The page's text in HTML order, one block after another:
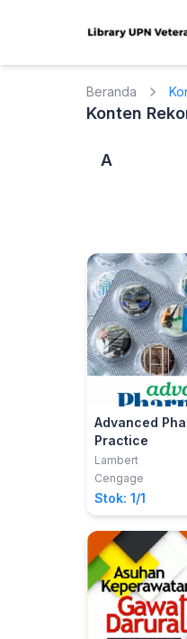
Beranda
Konten
A
Advanced
Practice
Lambert
Cengage
Stok: 1/1